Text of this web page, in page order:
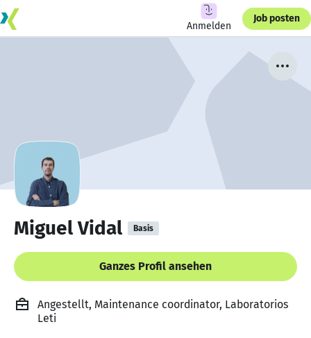
Anmelden
Job posten
Miguel Vidal Basis
Ganzes Profil ansehen
Angestellt, Maintenance coordinator, Laboratorios
Leti